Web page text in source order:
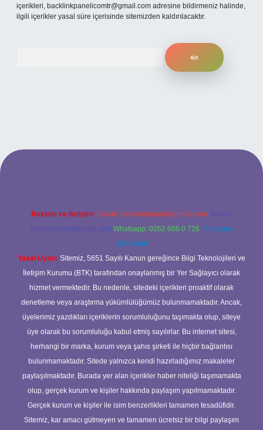
içerikleri, backlinkpanelicomtr@gmail.com adresine bildirmeniz halinde,
ilgili içerikler yasal süre içerisinde sitemizden kaldırılacaktır.
Reklam ve İletişim: E-mail: backlinkpaneli@gmail.com Teams:
forumhizmeti@gmail.com Whatsapp: 0262 606 0 726 Telegram:
@karabul
Yasal Uyarı: Sitemiz, 5651 Sayılı Kanun gereğince Bilgi Teknolojileri ve
İletişim Kurumu (BTK) tarafından onaylanmış bir Yer Sağlayıcı olarak
hizmet vermektedir. Bu nedenle, sitedeki içerikleri proaktif olarak
denetleme veya araştırma yükümlülüğümüz bulunmamaktadır. Ancak,
üyelerimiz yazdıkları içeriklerin sorumluluğunu taşımakta olup, siteye
üye olarak bu sorumluluğu kabul etmiş sayılırlar. Bu internet sitesi,
herhangi bir marka, kurum veya şahıs şirketi ile hiçbir bağlantısı
bulunmamaktadır. Sitede yalnızca kendi hazırladığımız makaleler
paylaşılmaktadır. Burada yer alan içerikler haber niteliği taşımamakta
olup, gerçek kurum ve kişiler hakkında paylaşım yapılmamaktadır.
Gerçek kurum ve kişiler ile isim benzerlikleri tamamen tesadüfidir.
Sitemiz, kar amacı gütmeyen ve tamamen ücretsiz bir bilgi paylaşım